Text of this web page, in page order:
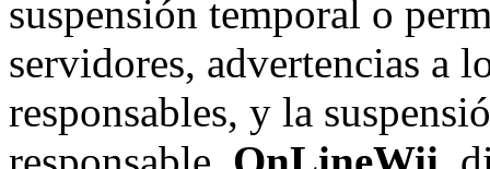
suspensión temporal o
servidores, advertencias a
responsables, y la